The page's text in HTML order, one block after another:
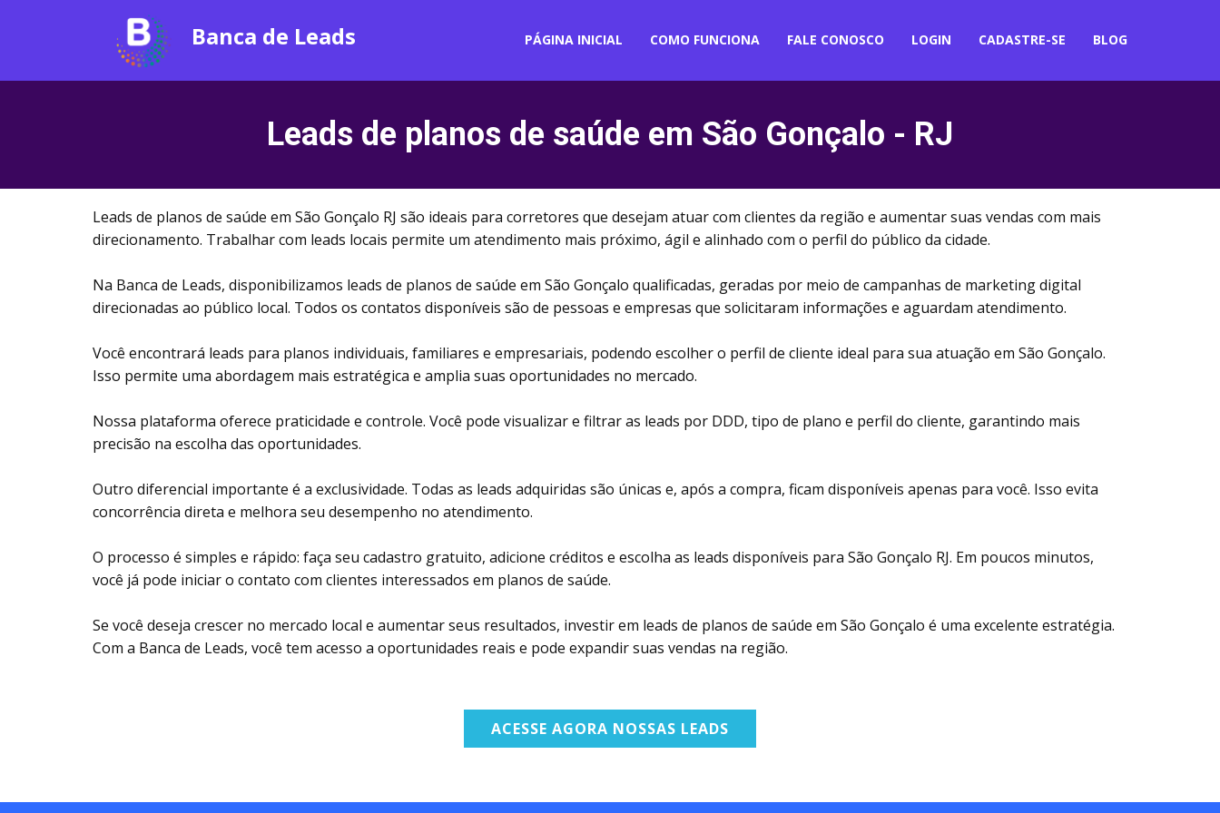
PÁGINA INICIAL COMO FUNCIONA FALE CONOSCO LOGIN CADASTRE-SE BLOG
Banca de Leads
Leads de planos de saúde em São Gonçalo - RJ
Leads de planos de saúde em São Gonçalo RJ são ideais para corretores que desejam atuar com clientes da região e aumentar suas vendas com mais
direcionamento. Trabalhar com leads locais permite um atendimento mais próximo, ágil e alinhado com o perfil do público da cidade.
Na Banca de Leads, disponibilizamos leads de planos de saúde em São Gonçalo qualificadas, geradas por meio de campanhas de marketing digital
direcionadas ao público local. Todos os contatos disponíveis são de pessoas e empresas que solicitaram informações e aguardam atendimento.
Você encontrará leads para planos individuais, familiares e empresariais, podendo escolher o perfil de cliente ideal para sua atuação em São Gonçalo.
Isso permite uma abordagem mais estratégica e amplia suas oportunidades no mercado.
Nossa plataforma oferece praticidade e controle. Você pode visualizar e filtrar as leads por DDD, tipo de plano e perfil do cliente, garantindo mais
precisão na escolha das oportunidades.
Outro diferencial importante é a exclusividade. Todas as leads adquiridas são únicas e, após a compra, ficam disponíveis apenas para você. Isso evita
concorrência direta e melhora seu desempenho no atendimento.
O processo é simples e rápido: faça seu cadastro gratuito, adicione créditos e escolha as leads disponíveis para São Gonçalo RJ. Em poucos minutos,
você já pode iniciar o contato com clientes interessados em planos de saúde.
Se você deseja crescer no mercado local e aumentar seus resultados, investir em leads de planos de saúde em São Gonçalo é uma excelente estratégia.
Com a Banca de Leads, você tem acesso a oportunidades reais e pode expandir suas vendas na região.
ACESSE AGORA NOSSAS LEADS